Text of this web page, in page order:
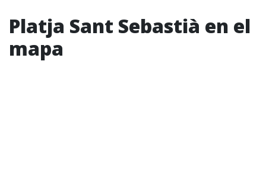
Platja Sant Sebastià en el
mapa